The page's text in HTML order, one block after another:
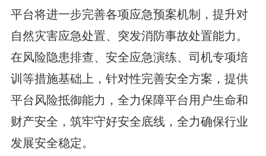
平台将进一步完善各项应急预案机制，提升对
自然灾害应急处置、突发消防事故处置能力。
在风险隐患排查、安全应急演练、司机专项培
训等措施基础上，针对性完善安全方案，提供
平台风险抵御能力，全力保障平台用户生命和
财产安全，筑牢守好安全底线，全力确保行业
发展安全稳定。